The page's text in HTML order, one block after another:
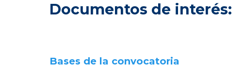
Documentos de interés:
Bases de la convocatoria